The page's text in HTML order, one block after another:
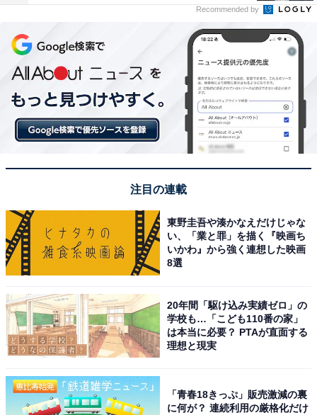
Recommended by
注目の連載
東野圭吾や湊かなえだけじゃな
い、「業と罪」を描く『映画ち
いかわ』から強く連想した映画
8選
20年間「駆け込み実績ゼロ」の
学校も…「こども110番の家」
は本当に必要？ PTAが直面する
理想と現実
「青春18きっぷ」販売激減の裏
に何が？ 連続利用の厳格化だけ